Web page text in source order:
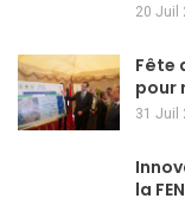
20 Juil
Fête
pour
31 Juil
la